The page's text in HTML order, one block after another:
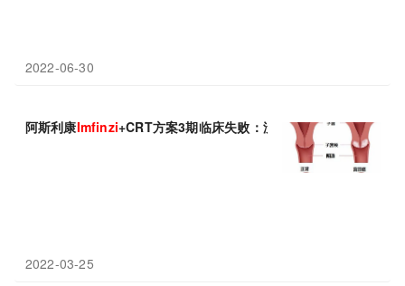
2022-06-30
阿斯利康Imfinzi+CRT方案3期临床失败：没有改善患者生存！
2022-03-25